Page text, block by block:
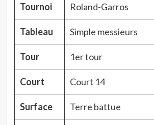
Tournoi Roland-Garros
Tableau Simple messieurs
Tour 1er tour
Court Court 14
Surface Terre battue